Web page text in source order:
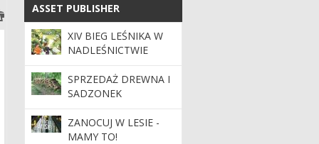
ASSET PUBLISHER
ASSET PUBLISHER
XIV BIEG LEŚNIKA W
NADLEŚNICTWIE
SKIERNIEWICE
SPRZEDAŻ DREWNA I
SADZONEK
ZANOCUJ W LESIE -
MAMY TO!